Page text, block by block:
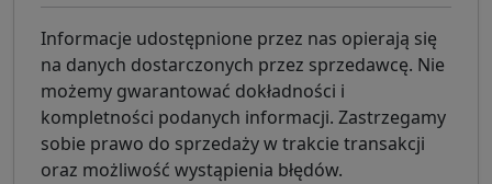
Informacje udostępnione przez nas opierają się
na danych dostarczonych przez sprzedawcę. Nie
możemy gwarantować dokładności i
kompletności podanych informacji. Zastrzegamy
sobie prawo do sprzedaży w trakcie transakcji
oraz możliwość wystąpienia błędów.